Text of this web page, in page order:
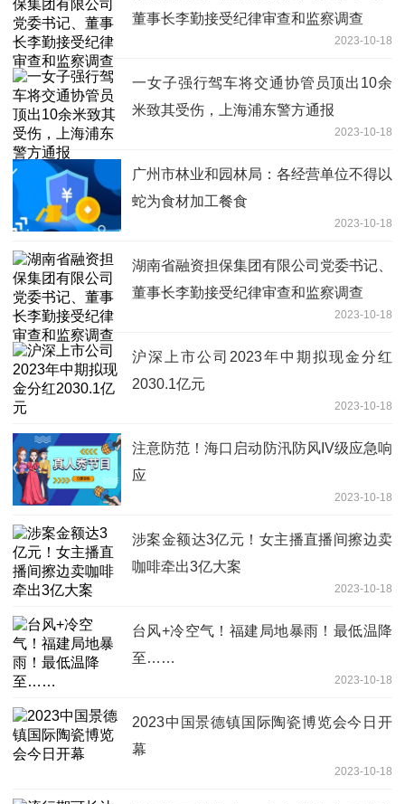
董事长李勤接受纪律审查和监察调查
2023-10-18
一女子强行驾车将交通协管员顶出10余
米致其受伤，上海浦东警方通报
2023-10-18
广州市林业和园林局：各经营单位不得以
蛇为食材加工餐食
2023-10-18
湖南省融资担保集团有限公司党委书记、
董事长李勤接受纪律审查和监察调查
2023-10-18
沪深上市公司2023年中期拟现金分红
2030.1亿元
2023-10-18
注意防范！海口启动防汛防风IV级应急响
应
2023-10-18
涉案金额达3亿元！女主播直播间擦边卖
咖啡牵出3亿大案
2023-10-18
台风+冷空气！福建局地暴雨！最低温降
至……
2023-10-18
2023中国景德镇国际陶瓷博览会今日开
幕
2023-10-18